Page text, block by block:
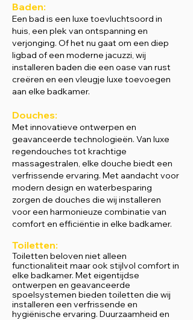
Baden:
Een bad is een luxe toevluchtsoord in
huis, een plek van ontspanning en
verjonging. Of het nu gaat om een diep
ligbad of een moderne jacuzzi, wij
installeren baden die een oase van rust
creëren en een vleugje luxe toevoegen
aan elke badkamer.
Douches:
Met innovatieve ontwerpen en
geavanceerde technologieën. Van luxe
regendouches tot krachtige
massagestralen, elke douche biedt een
verfrissende ervaring. Met aandacht voor
modern design en waterbesparing
zorgen de douches die wij installeren
voor een harmonieuze combinatie van
comfort en efficiëntie in elke badkamer.
Toiletten:
Toiletten beloven niet alleen
functionaliteit maar ook stijlvol comfort in
elke badkamer. Met eigentijdse
ontwerpen en geavanceerde
spoelsystemen bieden toiletten die wij
installeren een verfrissende en
hygiënische ervaring. Duurzaamheid en